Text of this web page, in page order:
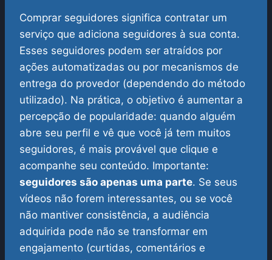
Comprar seguidores significa contratar um
serviço que adiciona seguidores à sua conta.
Esses seguidores podem ser atraídos por
ações automatizadas ou por mecanismos de
entrega do provedor (dependendo do método
utilizado). Na prática, o objetivo é aumentar a
percepção de popularidade: quando alguém
abre seu perfil e vê que você já tem muitos
seguidores, é mais provável que clique e
acompanhe seu conteúdo. Importante:
seguidores são apenas uma parte. Se seus
vídeos não forem interessantes, ou se você
não mantiver consistência, a audiência
adquirida pode não se transformar em
engajamento (curtidas, comentários e